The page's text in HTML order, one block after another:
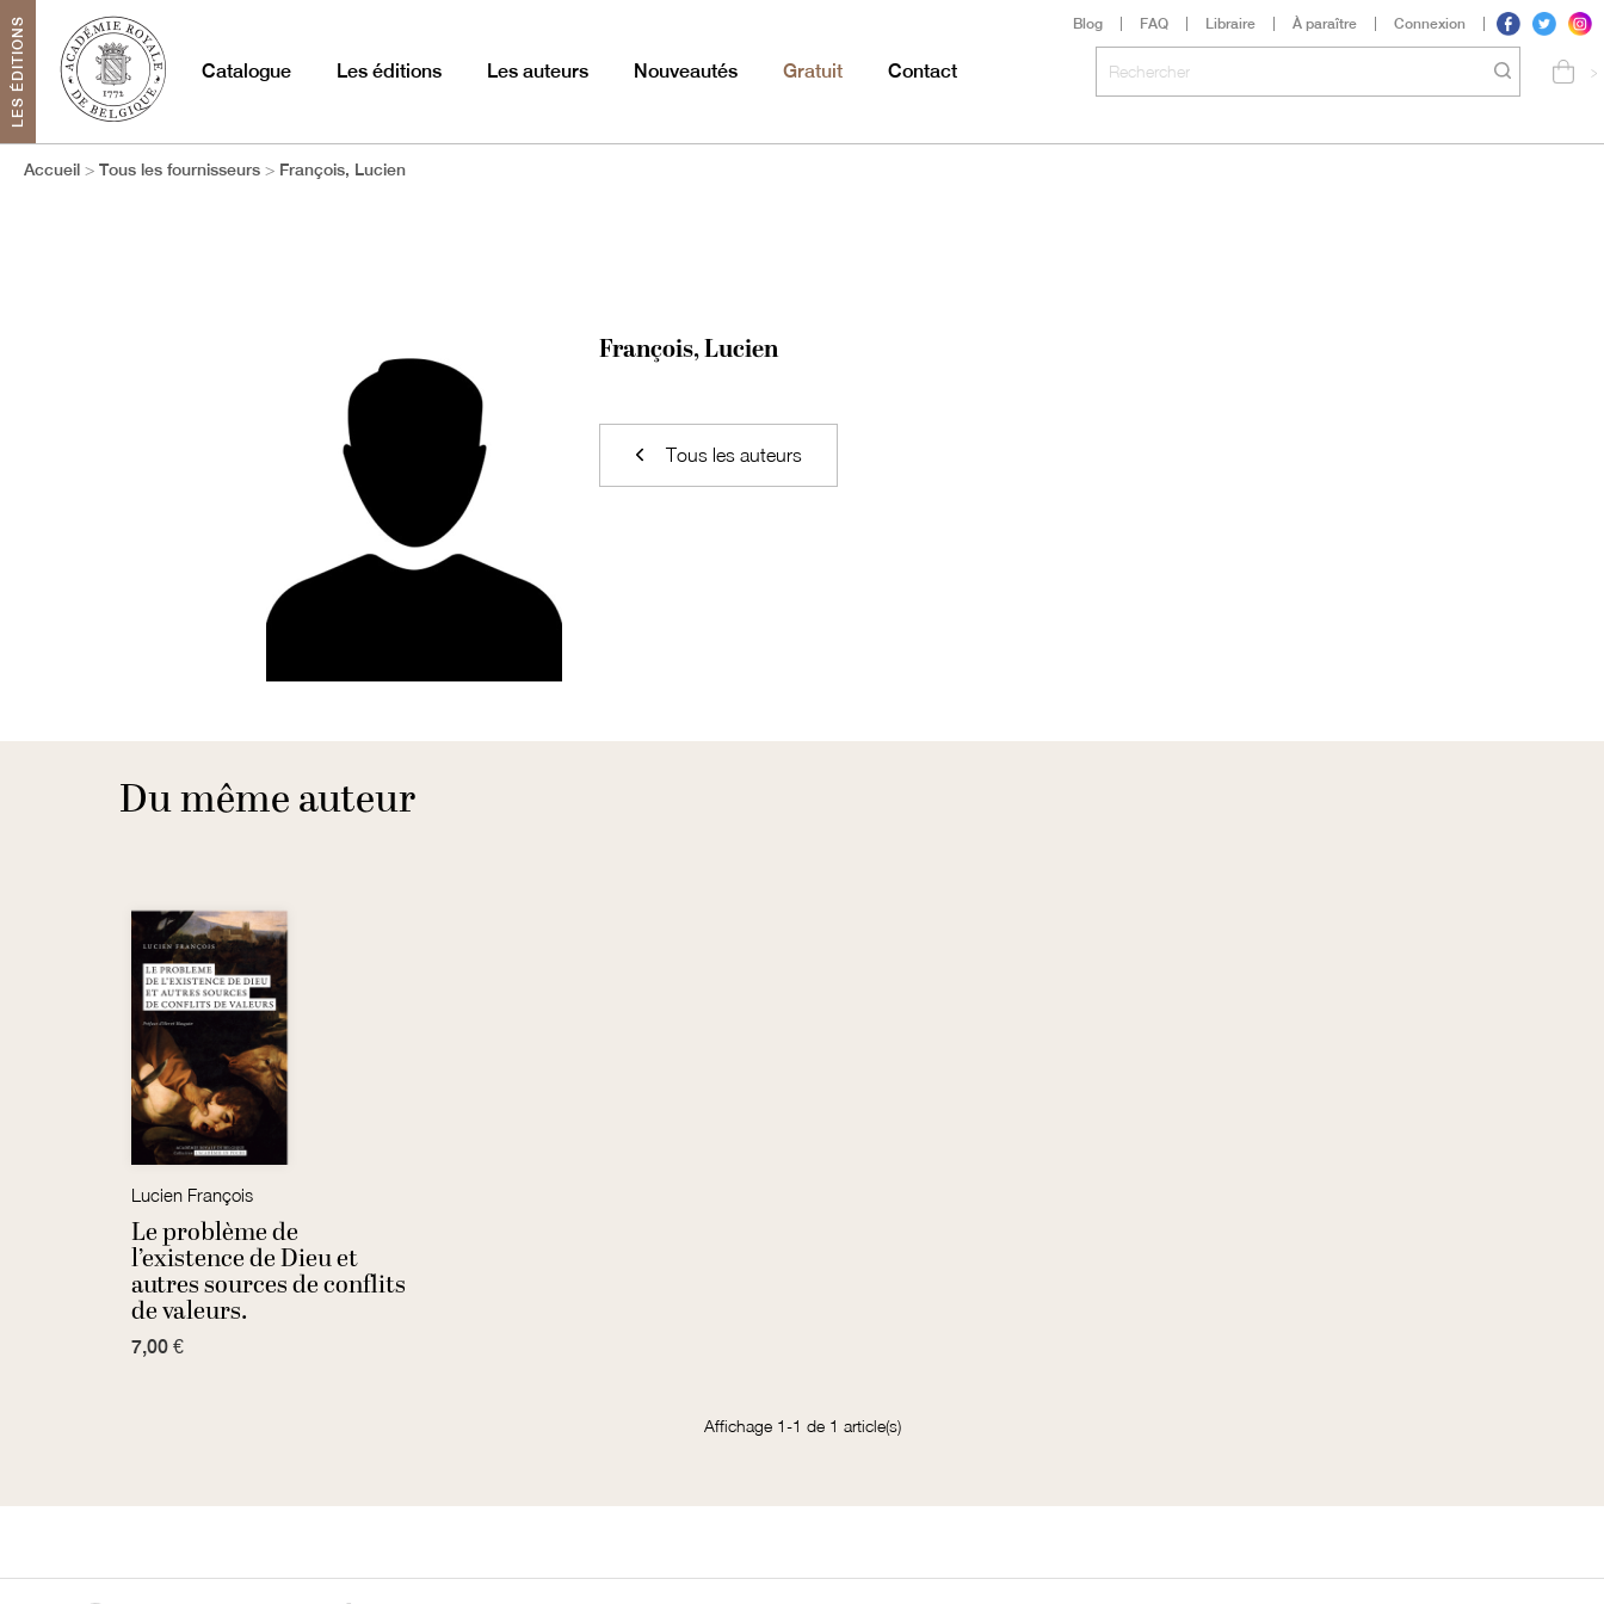
Blog FAQ Libraire À paraître Connexion
LES ÉDITIONS Catalogue Les éditions Les auteurs Nouveautés Gratuit Contact >
Accueil Tous les fournisseurs François, Lucien
François, Lucien
Tous les auteurs
Du même auteur
Lucien François
Le problème de
l’existence de Dieu et
autres sources de conflits
de valeurs.
7,00 €
Affichage 1-1 de 1 article(s)